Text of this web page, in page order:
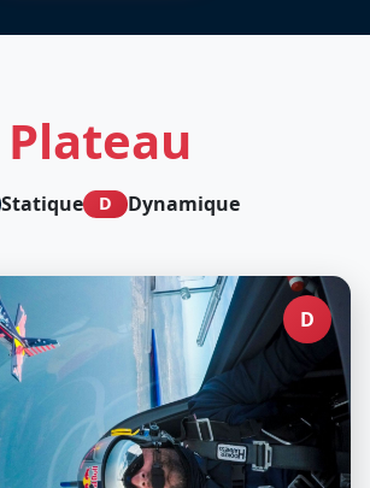
Plateau
Statique D Dynamique
D